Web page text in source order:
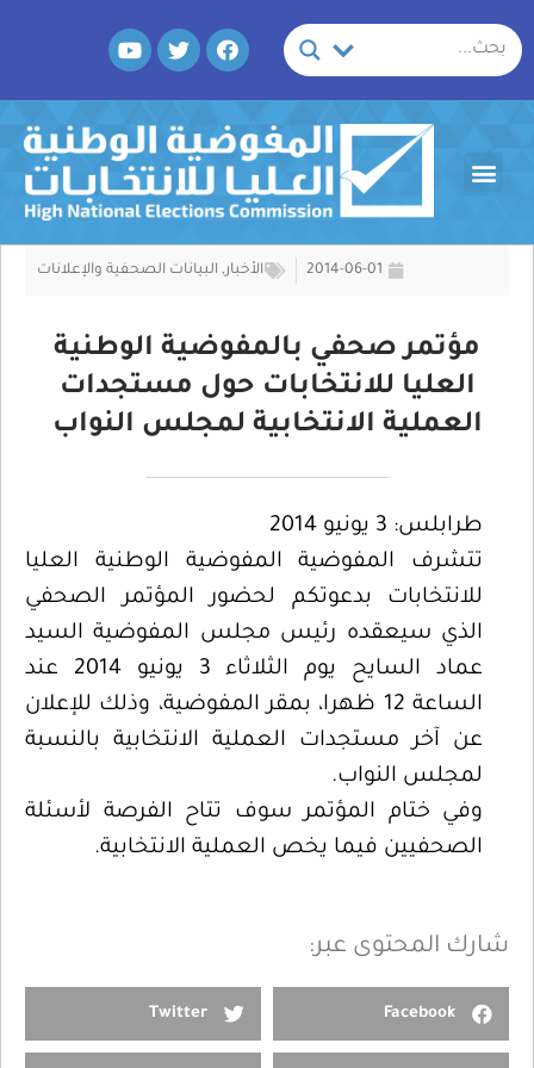
إلى
المحتوى
F
a
e
b
o
o
k
T
w
t
t
e
r
Y
o
t
b
e
Menu
2014-06-01 الأخبار, البيانات الصحفية والإعلانات
مؤتمر صحفي بالمفوضية الوطنية
العليا للانتخابات حول مستجدات
العملية الانتخابية لمجلس النواب
طرابلس: 3 يونيو 2014
تتشرف المفوضية المفوضية الوطنية العليا
للانتخابات بدعوتكم لحضور المؤتمر الصحفي
الذي سيعقده رئيس مجلس المفوضية السيد
عماد السايح يوم الثلاثاء 3 يونيو 2014 عند
الساعة 12 ظهرا، بمقر المفوضية، وذلك للإعلان
عن آخر مستجدات العملية الانتخابية بالنسبة
لمجلس النواب.
وفي ختام المؤتمر سوف تتاح الفرصة لأسئلة
الصحفيين فيما يخص العملية الانتخابية.
شارك المحتوى عبر:
Facebook
Twitter